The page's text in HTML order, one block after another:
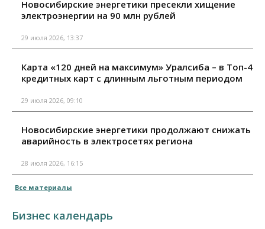
Новосибирские энергетики пресекли хищение
электроэнергии на 90 млн рублей
29 июля 2026, 13:37
Карта «120 дней на максимум» Уралсиба – в Топ-4
кредитных карт с длинным льготным периодом
29 июля 2026, 09:10
Новосибирские энергетики продолжают снижать
аварийность в электросетях региона
28 июля 2026, 16:15
Все материалы
Бизнес календарь